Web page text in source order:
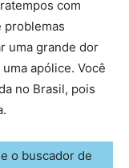
com
problemas
uma grande dor
apólice. Você
no Brasil, pois
o buscador de